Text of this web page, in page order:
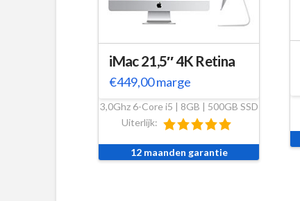
iMac 21,5″ 4K Retina
€449,00marge
3,0Ghz 6-Core i5 | 8GB | 500GB SSD
Uiterlijk:
12 maanden garantie